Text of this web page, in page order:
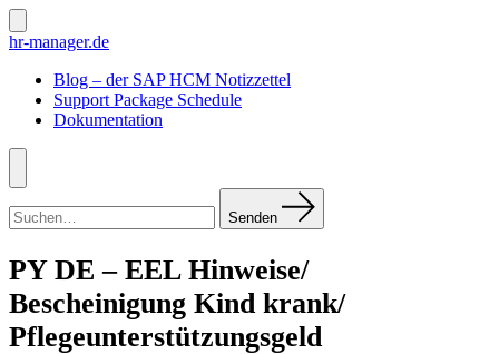
Zum
Inhalt
Suche
ein-/ausblenden
hr-manager.de
Blog – der SAP HCM Notizzettel
Support Package Schedule
Dokumentation
Menü
nach:
Senden
PY DE – EEL Hinweise/
Bescheinigung Kind krank/
Pflegeunterstützungsgeld